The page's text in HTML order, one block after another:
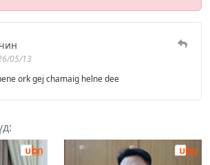
05/13
ork gej chamaig helne dee